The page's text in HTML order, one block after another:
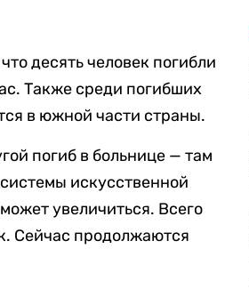
десять человек погибли
Также среди погибших
в южной части страны.
погиб в больнице — там
искусственной
увеличиться. Всего
Сейчас продолжаются